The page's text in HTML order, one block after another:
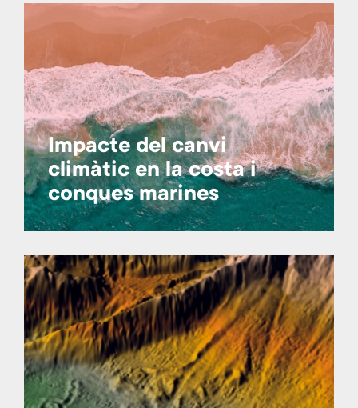
Impacte del canvi
climàtic en la costa i
conques marines